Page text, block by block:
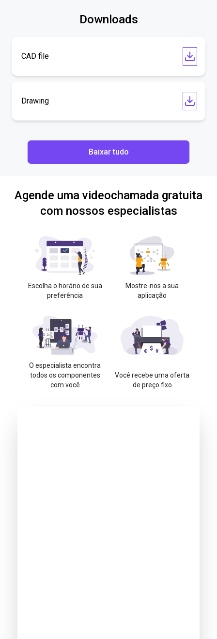
Downloads
CAD file
Drawing
Baixar tudo
Agende uma videochamada gratuita
com nossos especialistas
Escolha o horário de sua
preferência
Mostre-nos a sua
aplicação
O especialista encontra
todos os componentes
com você
Você recebe uma oferta
de preço fixo